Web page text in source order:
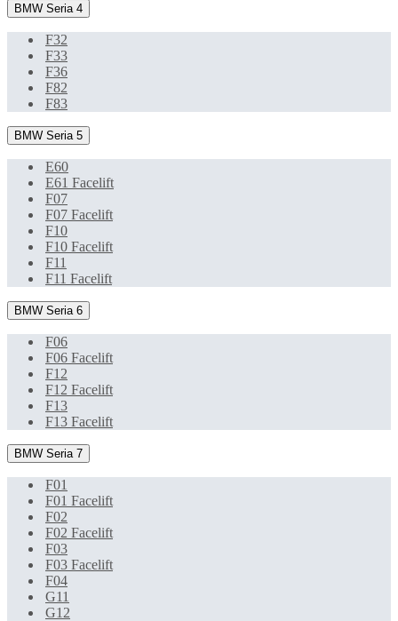
BMW Seria 4
F32
F33
F36
F82
F83
BMW Seria 5
E60
E61 Facelift
F07
F07 Facelift
F10
F10 Facelift
F11
F11 Facelift
BMW Seria 6
F06
F06 Facelift
F12
F12 Facelift
F13
F13 Facelift
BMW Seria 7
F01
F01 Facelift
F02
F02 Facelift
F03
F03 Facelift
F04
G11
G12